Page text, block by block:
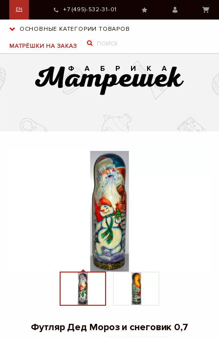
EN +7 (495)-532-31-01
ОСНОВНЫЕ КАТЕГОРИИ ТОВАРОВ
МАТРЁШКИ НА ЗАКАЗ
Футляр Дед Мороз и снеговик 0,7